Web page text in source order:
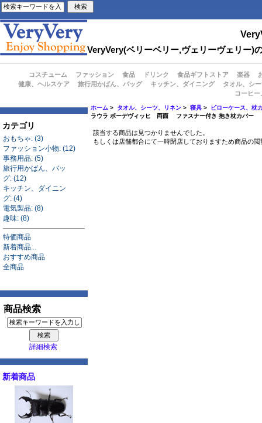
VeryVery(ベリーベリー,ヴェリーヴェリー)
コスチューム ファッション 食品 ドリンク 食品ギフトストア 楽器
健康、ヘルスケア
旅行用かばん、バッグ キッチン、ダイニング
タオル、シ
コーヒ
カテゴリ
おもちゃ: (3)
ファッション小物: (12)
事務用品: (5)
旅行用かばん、バッ
グ: (12)
キッチン、ダイニン
グ: (4)
電気製品: (8)
趣味: (8)
特価商品
新着商品...
おすすめ商品
全商品
商品検索
詳細検索
新着商品
ホーム > タオル、シーツ、リネン >寝具 >
ピローケース、枕
ラウラ ボーデヴィッヒ 両面 ファスナー付き 抱き枕カバー
該当する商品は見つかりませんでした。
もしくは店舗都合にて一時閉店しておりますため商品の